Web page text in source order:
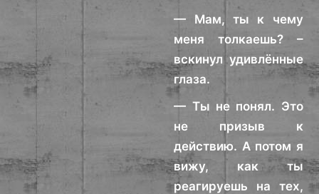
— Мам, ты к чему
меня толкаешь? –
вскинул удивлённые
глаза.
— Ты не понял. Это
не призыв к
действию. А потом я
вижу, как ты
реагируешь на тех,